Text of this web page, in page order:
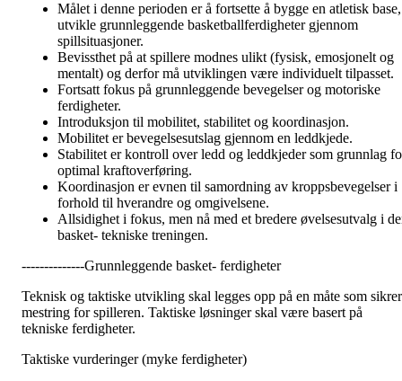
Målet i denne perioden er å fortsette å bygge en atletisk base,
utvikle grunnleggende basketballferdigheter gjennom
spillsituasjoner.
Bevissthet på at spillere modnes ulikt (fysisk, emosjonelt og
mentalt) og derfor må utviklingen være individuelt tilpasset.
Fortsatt fokus på grunnleggende bevegelser og motoriske
ferdigheter.
Introduksjon til mobilitet, stabilitet og koordinasjon.
Mobilitet er bevegelsesutslag gjennom en leddkjede.
Stabilitet er kontroll over ledd og leddkjeder som grunnlag
optimal kraftoverføring.
Koordinasjon er evnen til samordning av kroppsbevegelser i
forhold til hverandre og omgivelsene.
Allsidighet i fokus, men nå med et bredere øvelsesutvalg i
basket- tekniske treningen.
--------------Grunnleggende basket- ferdigheter
Teknisk og taktiske utvikling skal legges opp på en måte som sikrer
mestring for spilleren. Taktiske løsninger skal være basert på
tekniske ferdigheter.
Taktiske vurderinger (myke ferdigheter)